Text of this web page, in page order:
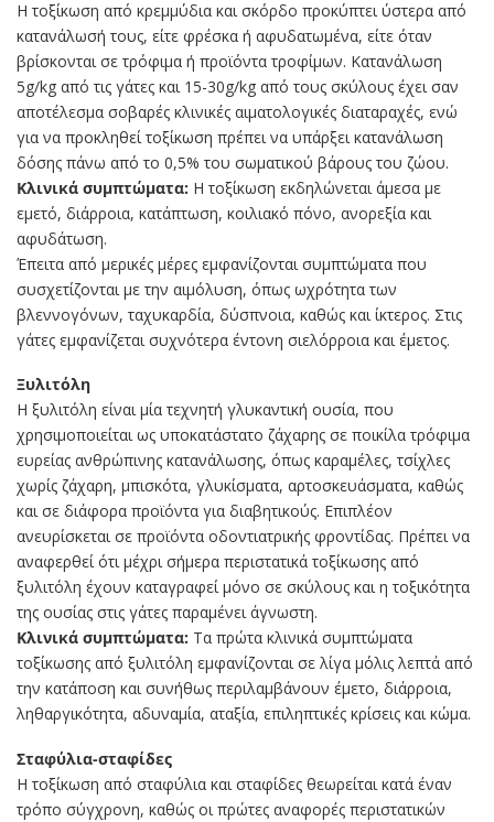
Η τοξίκωση από κρεμμύδια και σκόρδο προκύπτει ύστερα από
κατανάλωσή τους, είτε φρέσκα ή αφυδατωμένα, είτε όταν
βρίσκονται σε τρόφιμα ή προϊόντα τροφίμων. Κατανάλωση
5g/kg από τις γάτες και 15-30g/kg από τους σκύλους έχει σαν
αποτέλεσμα σοβαρές κλινικές αιματολογικές διαταραχές, ενώ
για να προκληθεί τοξίκωση πρέπει να υπάρξει κατανάλωση
δόσης πάνω από το 0,5% του σωματικού βάρους του ζώου.
Κλινικά συμπτώματα: Η τοξίκωση εκδηλώνεται άμεσα με
εμετό, διάρροια, κατάπτωση, κοιλιακό πόνο, ανορεξία και
αφυδάτωση.
Έπειτα από μερικές μέρες εμφανίζονται συμπτώματα που
συσχετίζονται με την αιμόλυση, όπως ωχρότητα των
βλεννογόνων, ταχυκαρδία, δύσπνοια, καθώς και ίκτερος. Στις
γάτες εμφανίζεται συχνότερα έντονη σιελόρροια και έμετος.
Ξυλιτόλη
Η ξυλιτόλη είναι μία τεχνητή γλυκαντική ουσία, που
χρησιμοποιείται ως υποκατάστατο ζάχαρης σε ποικίλα τρόφιμα
ευρείας ανθρώπινης κατανάλωσης, όπως καραμέλες, τσίχλες
χωρίς ζάχαρη, μπισκότα, γλυκίσματα, αρτοσκευάσματα, καθώς
και σε διάφορα προϊόντα για διαβητικούς. Επιπλέον
ανευρίσκεται σε προϊόντα οδοντιατρικής φροντίδας. Πρέπει να
αναφερθεί ότι μέχρι σήμερα περιστατικά τοξίκωσης από
ξυλιτόλη έχουν καταγραφεί μόνο σε σκύλους και η τοξικότητα
της ουσίας στις γάτες παραμένει άγνωστη.
Κλινικά συμπτώματα: Τα πρώτα κλινικά συμπτώματα
τοξίκωσης από ξυλιτόλη εμφανίζονται σε λίγα μόλις λεπτά από
την κατάποση και συνήθως περιλαμβάνουν έμετο, διάρροια,
ληθαργικότητα, αδυναμία, αταξία, επιληπτικές κρίσεις και κώμα.
Σταφύλια-σταφίδες
Η τοξίκωση από σταφύλια και σταφίδες θεωρείται κατά έναν
τρόπο σύγχρονη, καθώς οι πρώτες αναφορές περιστατικών